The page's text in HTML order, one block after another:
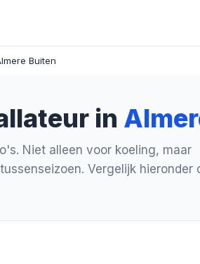
Buiten
in
Niet alleen voor koeling, maar
Vergelijk hieronder